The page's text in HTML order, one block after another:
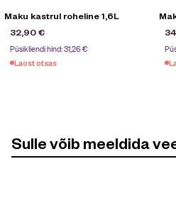
Maku kastrul roheline 1,6L
32,90€
Püsikliendi hind:31,26€
Laost otsas
Sulle võib meeldida